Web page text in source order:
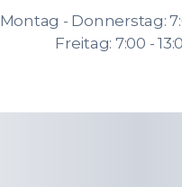
Montag - Donnerstag:
Freitag: 7:00 -